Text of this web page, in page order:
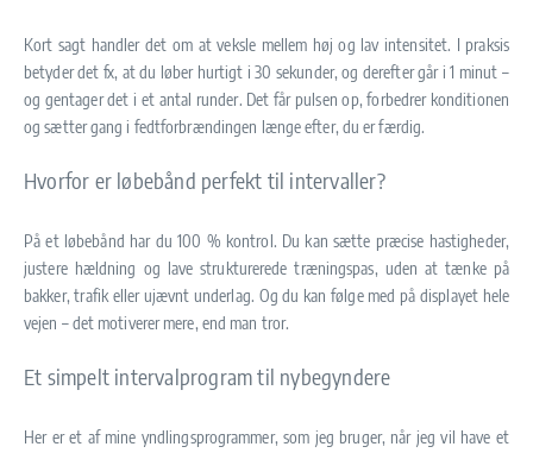
Kort sagt handler det om at veksle mellem høj og lav intensitet. I praksis
betyder det fx, at du løber hurtigt i 30 sekunder, og derefter går i 1 minut –
og gentager det i et antal runder. Det får pulsen op, forbedrer konditionen
og sætter gang i fedtforbrændingen længe efter, du er færdig.
Hvorfor er løbebånd perfekt til intervaller?
På et løbebånd har du 100 % kontrol. Du kan sætte præcise hastigheder,
justere hældning og lave strukturerede træningspas, uden at tænke på
bakker, trafik eller ujævnt underlag. Og du kan følge med på displayet hele
vejen – det motiverer mere, end man tror.
Et simpelt intervalprogram til nybegyndere
Her er et af mine yndlingsprogrammer, som jeg bruger, når jeg vil have et